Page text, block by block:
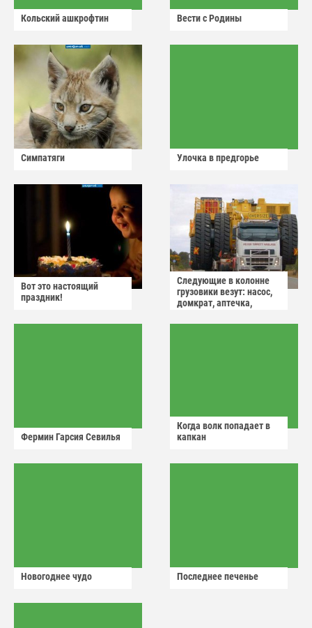
Кольский ашкрофтин Вести с Родины
Симпатяги Улочка в предгорье
Вот это настоящий
праздник!
Следующие в колонне
грузовики везут: насос,
домкрат, аптечка,
Фермин Гарсия Севилья
Когда волк попадает в
капкан
Новогоднее чудо Последнее печенье